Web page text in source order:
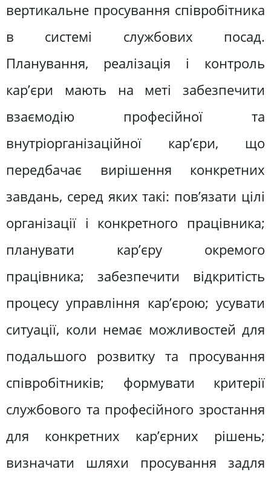
вертикальне просування співробітника
в системі службових посад.
Планування, реалізація і контроль
кар’єри мають на меті забезпечити
взаємодію професійної та
внутріорганізаційної кар’єри, що
передбачає вирішення конкретних
завдань, серед яких такі: пов’язати цілі
організації і конкретного працівника;
планувати кар’єру окремого
працівника; забезпечити відкритість
процесу управління кар’єрою; усувати
ситуації, коли немає можливостей для
подальшого розвитку та просування
співробітників; формувати критерії
службового та професійного зростання
для конкретних кар’єрних рішень;
визначати шляхи просування задля